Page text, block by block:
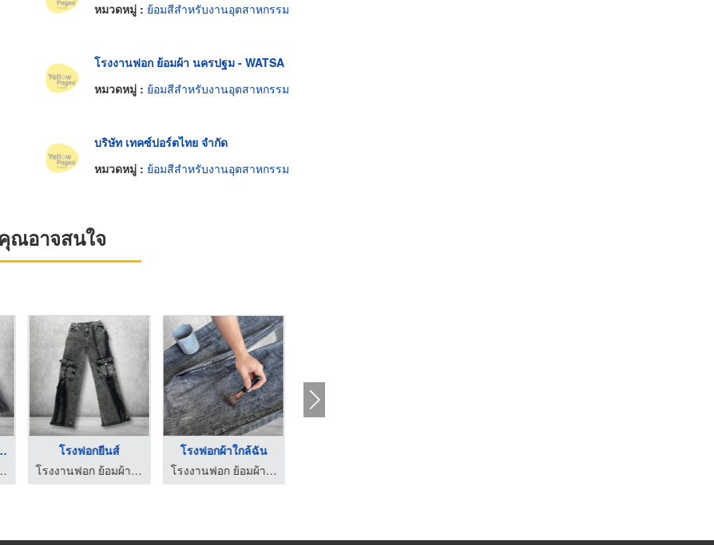
หมวดหมู่ : ย้อมสีสำหรับงานอุตสาหกรรม
โรงงานฟอก ย้อมผ้า นครปฐม - WATSA
หมวดหมู่ : ย้อมสีสำหรับงานอุตสาหกรรม
บริษัท เทคซ์ปอร์ตไทย จำกัด
หมวดหมู่ : ย้อมสีสำหรับงานอุตสาหกรรม
ณอาจสนใจ
เฟต เ ...
ปฐม - WATSA
โรงฟอกยีนส์
โรงงานฟอก ย้อมผ้า นครปฐม - WATSA
โรงฟอกผ้าใกล้ฉัน
โรงงานฟอก ย้อมผ้า นครปฐม - WATSA